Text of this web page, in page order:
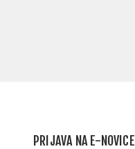
PRIJAVA NA E-NOVICE